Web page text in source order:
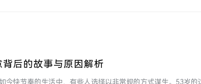
后的故事与原因解析